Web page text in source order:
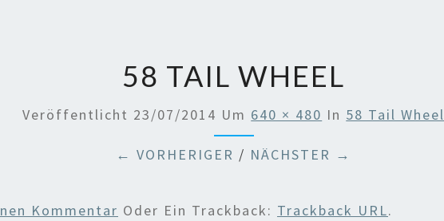
58 TAIL WHEEL
Veröffentlicht 23/07/2014 Um 640 × 480 In 58 Tail Wheel
← VORHERIGER / NÄCHSTER →
Kommentar Oder Ein Trackback: Trackback URL.